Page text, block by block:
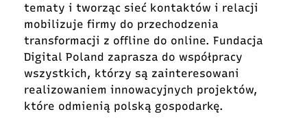
tematy i tworząc sieć kontaktów i relacji
mobilizuje firmy do przechodzenia
transformacji z offline do online. Fundacja
Digital Poland zaprasza do współpracy
wszystkich, którzy są zainteresowani
realizowaniem innowacyjnych projektów,
które odmienią polską gospodarkę.